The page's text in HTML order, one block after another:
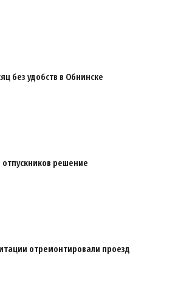
без удобств в Обнинске
решение
отремонтировали проезд